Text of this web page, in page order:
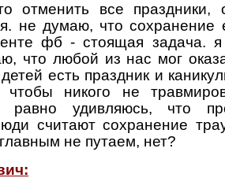
отменить все праздники,
не думаю, что сохранение
фб - стоящая задача.
что любой из нас мог
есть праздник и
чтобы никого не
удивляюсь, что
считают сохранение
не путаем, нет?